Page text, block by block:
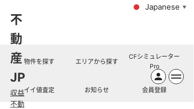
不
動
産
JP
収益
不動
Japanese ▼
物件を探す エリアから探す
CFシミュレーター
Pro
イイ値査定 お知らせ 会員登録